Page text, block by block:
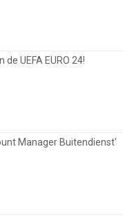
UEFA EURO 24!
Manager Buitendienst'